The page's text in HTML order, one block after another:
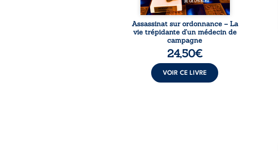
Assassinat sur ordonnance – La
vie trépidante d’un médecin de
campagne
24,50€
VOIR CE LIVRE